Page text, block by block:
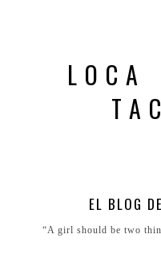
LOCA
EL BLOG
“A girl should be two